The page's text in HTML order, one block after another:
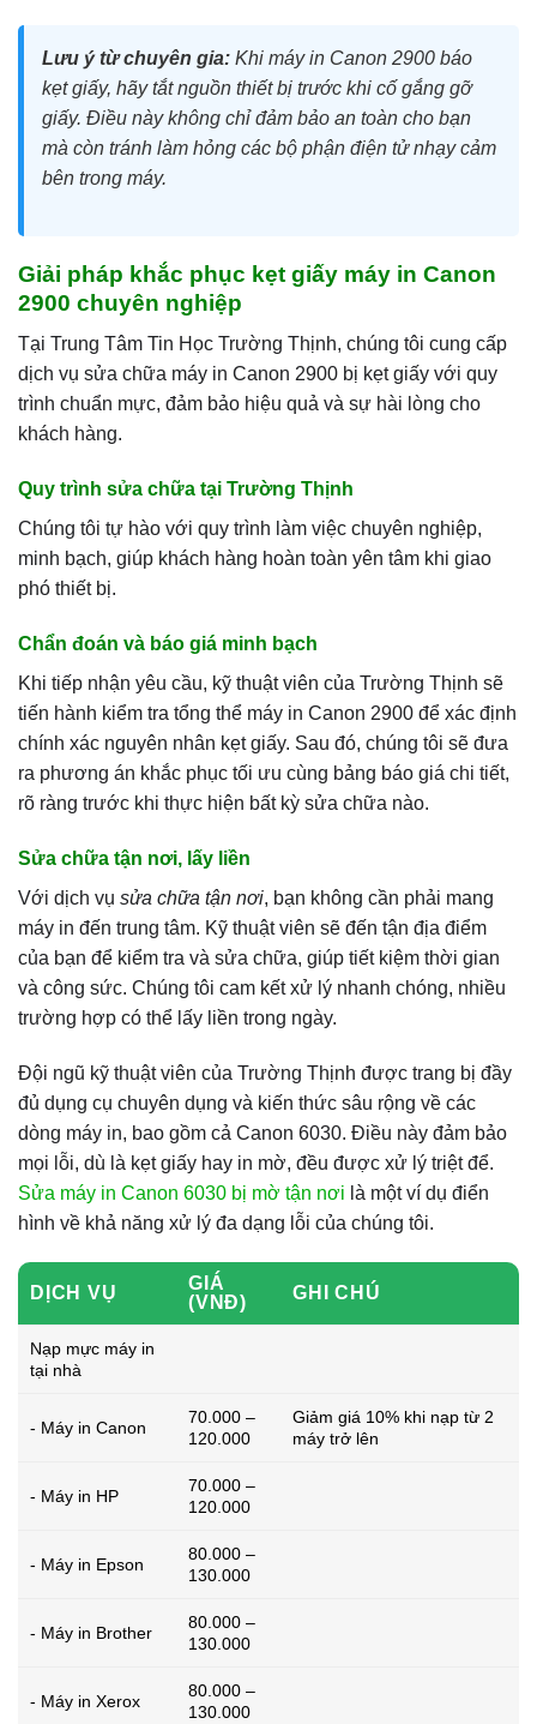
Lưu ý từ chuyên gia: Khi máy in Canon 2900 báo
kẹt giấy, hãy tắt nguồn thiết bị trước khi cố gắng gỡ
giấy. Điều này không chỉ đảm bảo an toàn cho bạn
mà còn tránh làm hỏng các bộ phận điện tử nhạy cảm
bên trong máy.
Giải pháp khắc phục kẹt giấy máy in Canon
2900 chuyên nghiệp
Tại Trung Tâm Tin Học Trường Thịnh, chúng tôi cung cấp
dịch vụ sửa chữa máy in Canon 2900 bị kẹt giấy với quy
trình chuẩn mực, đảm bảo hiệu quả và sự hài lòng cho
khách hàng.
Quy trình sửa chữa tại Trường Thịnh
Chúng tôi tự hào với quy trình làm việc chuyên nghiệp,
minh bạch, giúp khách hàng hoàn toàn yên tâm khi giao
phó thiết bị.
Chẩn đoán và báo giá minh bạch
Khi tiếp nhận yêu cầu, kỹ thuật viên của Trường Thịnh sẽ
tiến hành kiểm tra tổng thể máy in Canon 2900 để xác định
chính xác nguyên nhân kẹt giấy. Sau đó, chúng tôi sẽ đưa
ra phương án khắc phục tối ưu cùng bảng báo giá chi tiết,
rõ ràng trước khi thực hiện bất kỳ sửa chữa nào.
Sửa chữa tận nơi, lấy liền
Với dịch vụ sửa chữa tận nơi, bạn không cần phải mang
máy in đến trung tâm. Kỹ thuật viên sẽ đến tận địa điểm
của bạn để kiểm tra và sửa chữa, giúp tiết kiệm thời gian
và công sức. Chúng tôi cam kết xử lý nhanh chóng, nhiều
trường hợp có thể lấy liền trong ngày.
Đội ngũ kỹ thuật viên của Trường Thịnh được trang bị đầy
đủ dụng cụ chuyên dụng và kiến thức sâu rộng về các
dòng máy in, bao gồm cả Canon 6030. Điều này đảm bảo
mọi lỗi, dù là kẹt giấy hay in mờ, đều được xử lý triệt để.
Sửa máy in Canon 6030 bị mờ tận nơi là một ví dụ điển
hình về khả năng xử lý đa dạng lỗi của chúng tôi.
DỊCH VỤ
GIÁ
(VNĐ)
GHI CHÚ
Nạp mực máy in
tại nhà
- Máy in Canon
70.000 –
120.000
Giảm giá 10% khi nạp từ 2
máy trở lên
- Máy in HP
70.000 –
120.000
- Máy in Epson
80.000 –
130.000
- Máy in Brother
80.000 –
130.000
- Máy in Xerox
80.000 –
130.000